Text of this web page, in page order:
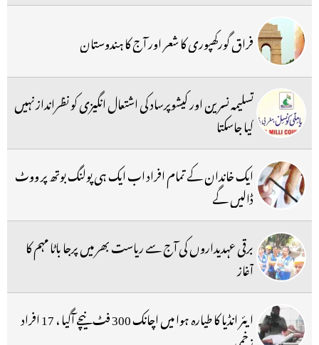
فراق گورکھپوری کا شعر اور آج کا ہندوستان
تسلیمہ نسرین اور کیشوپرساد کی اشتعال انگیزی کو نظرانداز نہیں
کیا جاسکتا
ایک خاندان کے تمام افراد اب ایک ہی پولنگ بوتھ پر ووٹ
ڈالیں گے
برقی عہدیداروں کی آج سے ریاست بھر میں پرجا باٹا مہم کا
آغاز
ایئر انڈیا کا طیارہ ہوا میں اچانک 300 فٹ نیچے آگیا ، 17 افراد